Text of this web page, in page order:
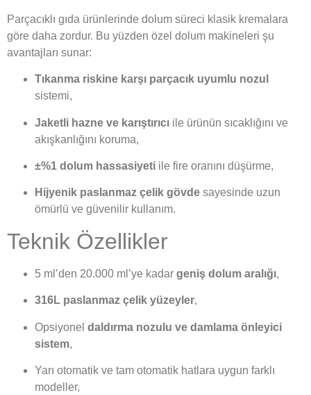
Parçacıklı gıda ürünlerinde dolum süreci klasik kremalara
göre daha zordur. Bu yüzden özel dolum makineleri şu
avantajları sunar:
Tıkanma riskine karşı parçacık uyumlu nozul
sistemi,
Jaketli hazne ve karıştırıcı ile ürünün sıcaklığını ve
akışkanlığını koruma,
±%1 dolum hassasiyeti ile fire oranını düşürme,
Hijyenik paslanmaz çelik gövde sayesinde uzun
ömürlü ve güvenilir kullanım.
Teknik Özellikler
5 ml’den 20.000 ml’ye kadar geniş dolum aralığı,
316L paslanmaz çelik yüzeyler,
Opsiyonel daldırma nozulu ve damlama önleyici
sistem,
Yarı otomatik ve tam otomatik hatlara uygun farklı
modeller,